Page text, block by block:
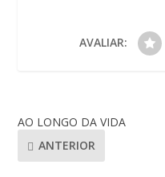
AVALIAR:
AO LONGO DA VIDA
ANTERIOR